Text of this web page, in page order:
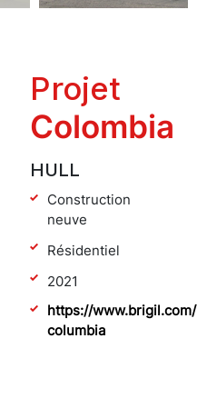
Projet
Colombia
HULL
Construction
neuve
Résidentiel
2021
https://
columbia